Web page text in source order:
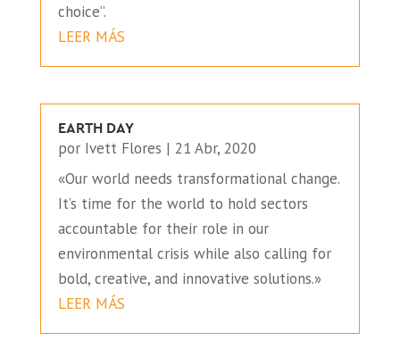
choice”.
LEER MÁS
EARTH DAY
por Ivett Flores | 21 Abr, 2020
«Our world needs transformational change.
It’s time for the world to hold sectors
accountable for their role in our
environmental crisis while also calling for
bold, creative, and innovative solutions.»
LEER MÁS